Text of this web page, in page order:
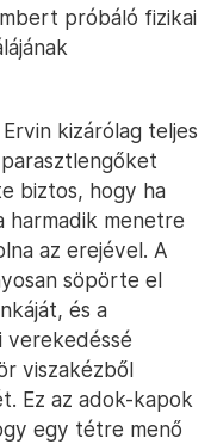
próbáló fizikai
kizárólag teljes
biztos, hogy ha
harmadik menetre
az erejével. A
söpörte el
és a
verekedéssé
viszakézből
Ez az adok-kapok
egy tétre menő